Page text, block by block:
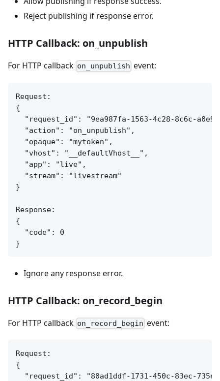
Reject publishing if response error.
HTTP Callback: on_unpublish
For HTTP callback on_unpublish event:
Request:
{
"request_id": "9ea987fa-1563-4c28-8c6c-
  "action": "on_unpublish",
  "opaque": "mytoken",
  "vhost": "__defaultVhost__",
  "app": "live",
  "stream": "livestream"
}
Response:
{
  "code": 0
Ignore any response error.
HTTP Callback: on_record_begin
For HTTP callback on_record_begin event:
Request:
{
"request_id": "80ad1ddf-1731-450c-83ec-